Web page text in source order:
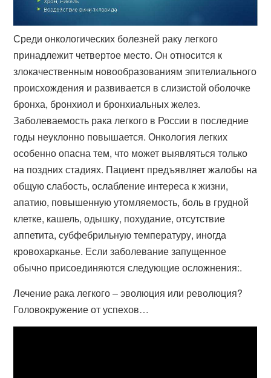
Среди онкологических болезней раку легкого
принадлежит четвертое место. Он относится к
злокачественным новообразованиям эпителиального
происхождения и развивается в слизистой оболочке
бронха, бронхиол и бронхиальных желез.
Заболеваемость рака легкого в России в последние
годы неуклонно повышается. Онкология легких
особенно опасна тем, что может выявляться только
на поздних стадиях. Пациент предъявляет жалобы на
общую слабость, ослабление интереса к жизни,
апатию, повышенную утомляемость, боль в грудной
клетке, кашель, одышку, похудание, отсутствие
аппетита, субфебрильную температуру, иногда
кровохарканье. Если заболевание запущенное
обычно присоединяются следующие осложнения:.
Лечение рака легкого – эволюция или революция?
Головокружение от успехов…